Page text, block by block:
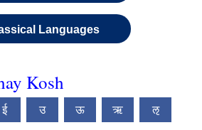
Languages
Kosh
ई उ ऊ ऋ ऌ